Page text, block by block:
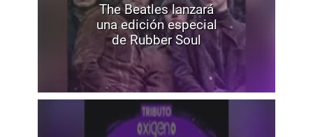
The Beatles lanzará
una edición especial
de Rubber Soul